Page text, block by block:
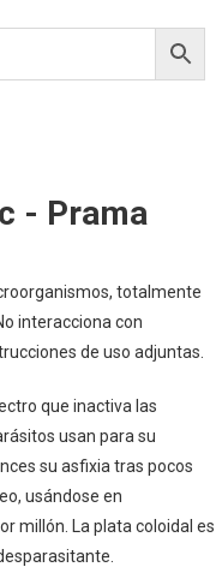
- Prama
totalmente
interacciona con
de uso adjuntas.
que inactiva las
usan para su
su asfixia tras pocos
usándose en
millón. La plata coloidal es